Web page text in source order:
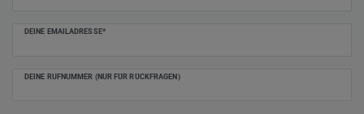
DEINE EMAILADRESSE*
DEINE RUFNUMMER (NUR FÜR RÜCKFRAGEN)